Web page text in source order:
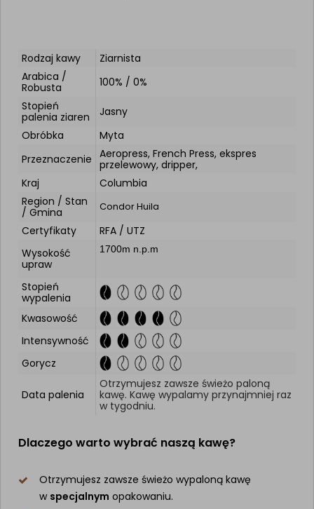
Rodzaj kawy
Ziarnista
Arabica /
Robusta
100% / 0%
Stopień
palenia ziaren
Jasny
Obróbka
Myta
Przeznaczenie Aeropress, French Press, ekspres
przelewowy, dripper,
Kraj
Columbia
Region / Stan
/ Gmina
Condor Huila
Certyfikaty
RFA / UTZ
Wysokość
upraw
1700m n.p.m
Stopień
wypalenia
Kwasowość
Intensywność
Gorycz
Data palenia
Otrzymujesz zawsze świeżo paloną
kawę. Kawę wypalamy przynajmniej raz
w tygodniu.
Dlaczego warto wybrać naszą kawę?
Otrzymujesz zawsze świeżo wypaloną kawę
w specjalnym opakowaniu.